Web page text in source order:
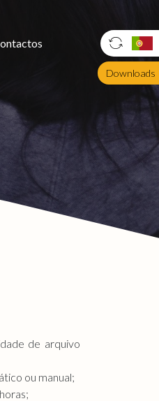
Downloads
de arquivo
ou manual;